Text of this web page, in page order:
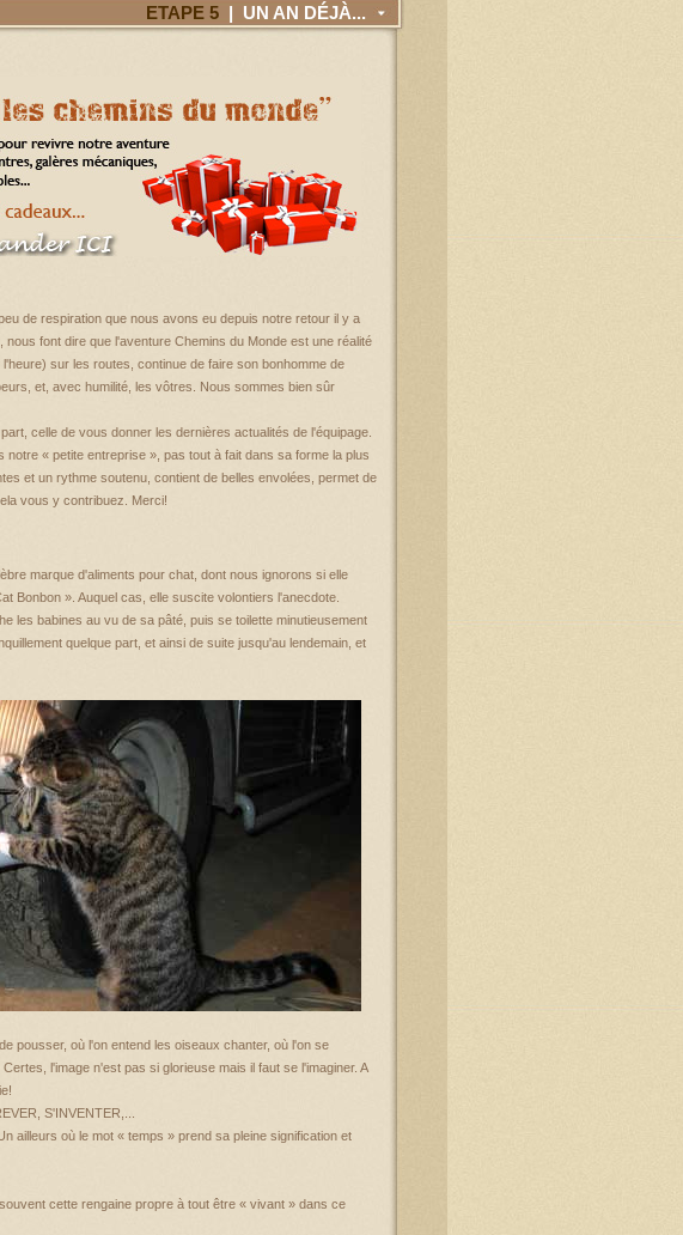
ETAPE 5 | UN AN DÉJÀ...
de respiration que nous avons eu depuis notre retour il y a
font dire que l'aventure Chemins du Monde est une réalité
sur les routes, continue de faire son bonhomme de
et, avec humilité, les vôtres. Nous sommes bien sûr
celle de vous donner les dernières actualités de l'équipage.
« petite entreprise », pas tout à fait dans sa forme la plus
et un rythme soutenu, contient de belles envolées, permet de
vous y contribuez. Merci!
marque d'aliments pour chat, dont nous ignorons si elle
Bonbon ». Auquel cas, elle suscite volontiers l'anecdote.
les babines au vu de sa pâté, puis se toilette minutieusement
quelque part, et ainsi de suite jusqu'au lendemain, et
pousser, où l'on entend les oiseaux chanter, où l'on se
l'image n'est pas si glorieuse mais il faut se l'imaginer. A
S'INVENTER,...
ailleurs où le mot « temps » prend sa pleine signification et
cette rengaine propre à tout être « vivant » dans ce